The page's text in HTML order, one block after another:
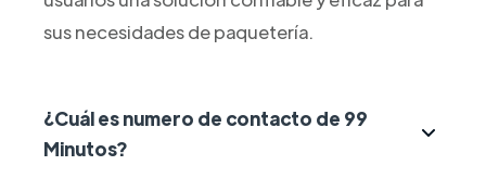
sus necesidades de paquetería.
¿Cuál es numero de contacto de 99
Minutos?